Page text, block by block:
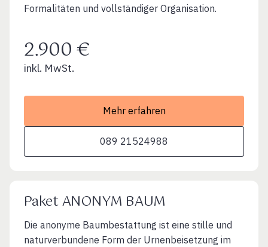
Formalitäten und vollständiger Organisation.
2.900 €
inkl. MwSt.
Mehr erfahren
089 21524988
Paket ANONYM BAUM
Die anonyme Baumbestattung ist eine stille und
naturverbundene Form der Urnenbeisetzung im